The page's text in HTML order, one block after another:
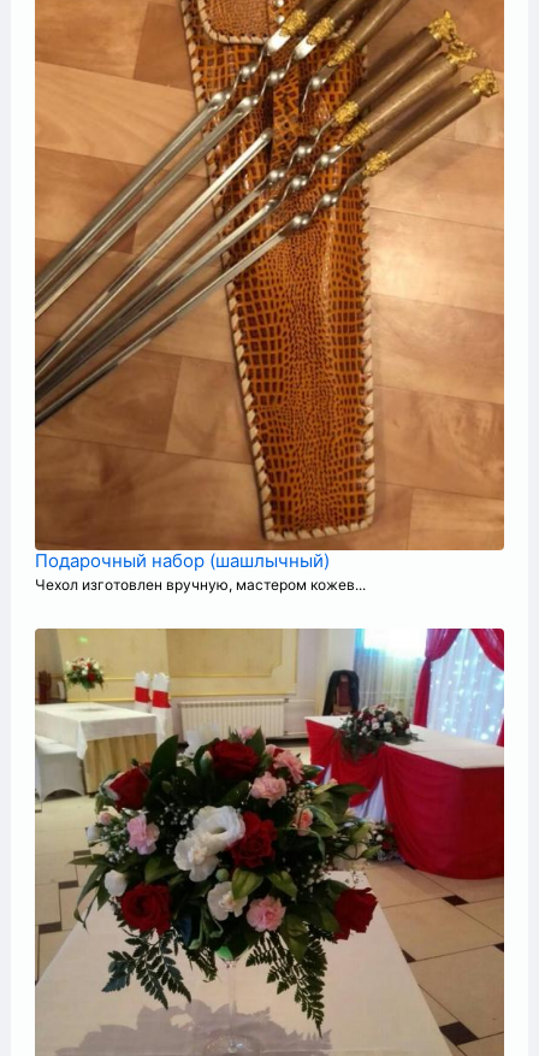
Подарочный набор (шашлычный)
Чехол изготовлен вручную, мастером кожев...